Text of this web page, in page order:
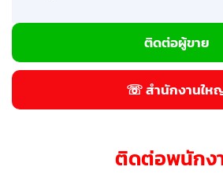
ติดต่อผู้ขาย
☏ สำนักงานให
ติดต่อพนักง